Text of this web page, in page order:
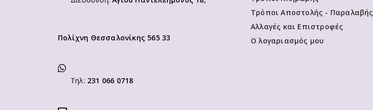
Πολίχνη Θεσσαλονίκης 565 33
Τηλ: 231 066 0718
Τρόποι Αποστολής - Παραλαβής
Αλλαγές και Επιστροφές
Ο λογαριασμός μου